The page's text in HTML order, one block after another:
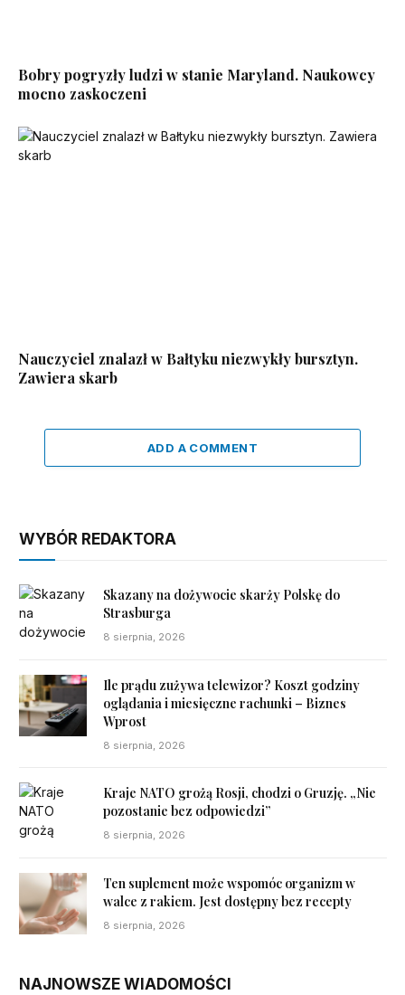
Bobry pogryzły ludzi w stanie Maryland. Naukowcy
mocno zaskoczeni
Nauczyciel znalazł w Bałtyku niezwykły bursztyn.
Zawiera skarb
ADD A COMMENT
WYBÓR REDAKTORA
Skazany na dożywocie skarży Polskę do
Strasburga
8 sierpnia, 2026
Ile prądu zużywa telewizor? Koszt godziny
oglądania i miesięczne rachunki – Biznes
Wprost
8 sierpnia, 2026
Kraje NATO grożą Rosji, chodzi o Gruzję. „Nie
pozostanie bez odpowiedzi”
8 sierpnia, 2026
Ten suplement może wspomóc organizm w
walce z rakiem. Jest dostępny bez recepty
8 sierpnia, 2026
NAJNOWSZE WIADOMOŚCI